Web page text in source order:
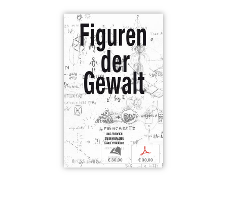
b
€ 30,00
p
€ 30,00